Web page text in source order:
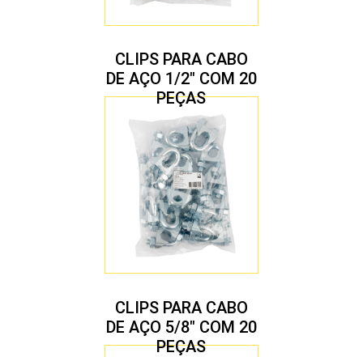
CLIPS PARA CABO
DE AÇO 1/2″ COM 20
PEÇAS
CLIPS PARA CABO
DE AÇO 5/8″ COM 20
PEÇAS